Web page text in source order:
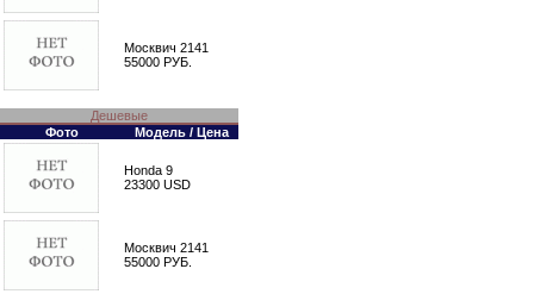
Москвич 2141
55000 РУБ.
Дешевые
Фото
Модель / Цена
Honda 9
23300 USD
Москвич 2141
55000 РУБ.